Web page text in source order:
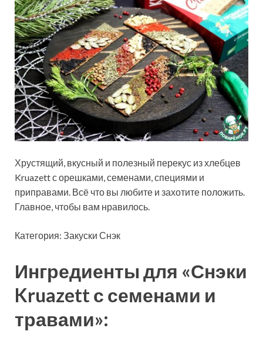
Хрустящий, вкусный и полезный перекус из хлебцев
Kruazett с орешками, семенами, специями и
приправами. Всё что вы любите и захотите положить.
Главное, чтобы вам нравилось.
Категория: Закуски Снэк
Ингредиенты для «Снэки
Kruazett с семенами и
травами»: